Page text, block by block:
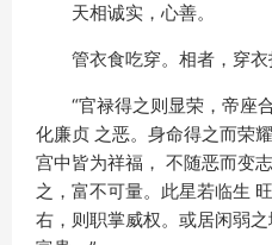
天相诚实，心善。
管衣食吃穿。相者，穿衣
“官禄得之则显荣，帝座
化廉贞 之恶。身命得之而荣
宫中皆为祥福， 不随恶而变
之，富不可量。此星若临生
右，则职掌威权。或居闲弱